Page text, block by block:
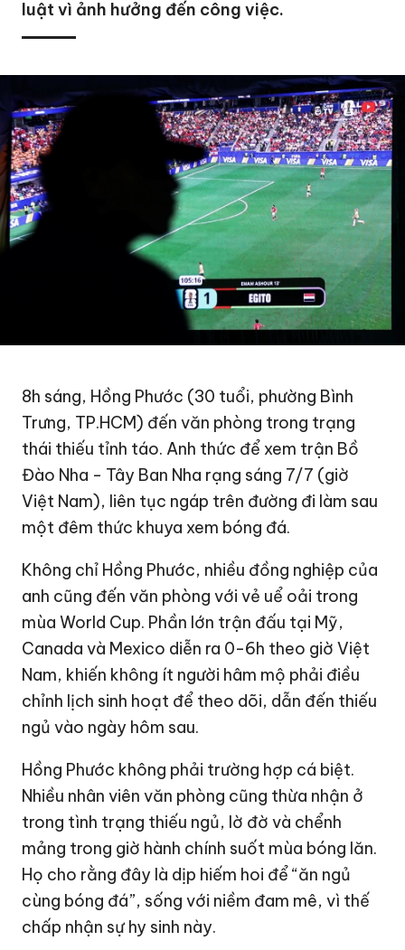
luật vì ảnh hưởng đến công việc.
8h sáng, Hồng Phước (30 tuổi, phường Bình
Trưng, TP.HCM) đến văn phòng trong trạng
thái thiếu tỉnh táo. Anh thức để xem trận Bồ
Đào Nha - Tây Ban Nha rạng sáng 7/7 (giờ
Việt Nam), liên tục ngáp trên đường đi làm sau
một đêm thức khuya xem bóng đá.
Không chỉ Hồng Phước, nhiều đồng nghiệp của
anh cũng đến văn phòng với vẻ uể oải trong
mùa World Cup. Phần lớn trận đấu tại Mỹ,
Canada và Mexico diễn ra 0-6h theo giờ Việt
Nam, khiến không ít người hâm mộ phải điều
chỉnh lịch sinh hoạt để theo dõi, dẫn đến thiếu
ngủ vào ngày hôm sau.
Hồng Phước không phải trường hợp cá biệt.
Nhiều nhân viên văn phòng cũng thừa nhận ở
trong tình trạng thiếu ngủ, lờ đờ và chểnh
mảng trong giờ hành chính suốt mùa bóng lăn.
Họ cho rằng đây là dịp hiếm hoi để “ăn ngủ
cùng bóng đá”, sống với niềm đam mê, vì thế
chấp nhận sự hy sinh này.